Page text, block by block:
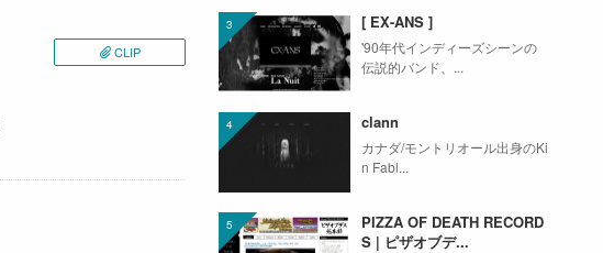
CLIP
[ EX-ANS ]
'90年代インディーズシーンの
伝説的バンド、...
clann
カナダ/モントリオール出身のKi
n Fabl...
PIZZA OF DEATH RECORD
S | ピザオブデ...